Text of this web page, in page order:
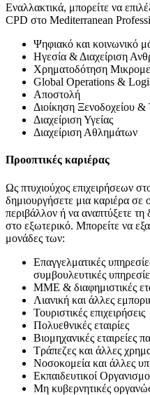
Εναλλακτικά, μπορείτε να
CPD στο Mediterranean
Ψηφιακό και κοινωνικό
Ηγεσία & Διαχείριση
Χρηματοδότηση
Global Operations &
Αποστολή
Διοίκηση Ξενοδοχείου
Διαχείριση Υγείας
Διαχείριση Αθλημάτων
Προοπτικές καριέρας
Ως πτυχιούχος επιχειρήσεων
δημιουργήσετε μια καριέρα σε
περιβάλλον ή να αναπτύξετε
στο εξωτερικό. Μπορείτε να
μονάδες των:
Επαγγελματικές
συμβουλευτικές
ΜΜΕ & διαφημιστικές
Λιανική και άλλες
Τουριστικές επιχειρήσεις
Πολυεθνικές εταιρίες
Βιομηχανικές εταιρείες
Τράπεζες και άλλες
Νοσοκομεία και άλλες
Εκπαιδευτικοί
Μη κυβερνητικές